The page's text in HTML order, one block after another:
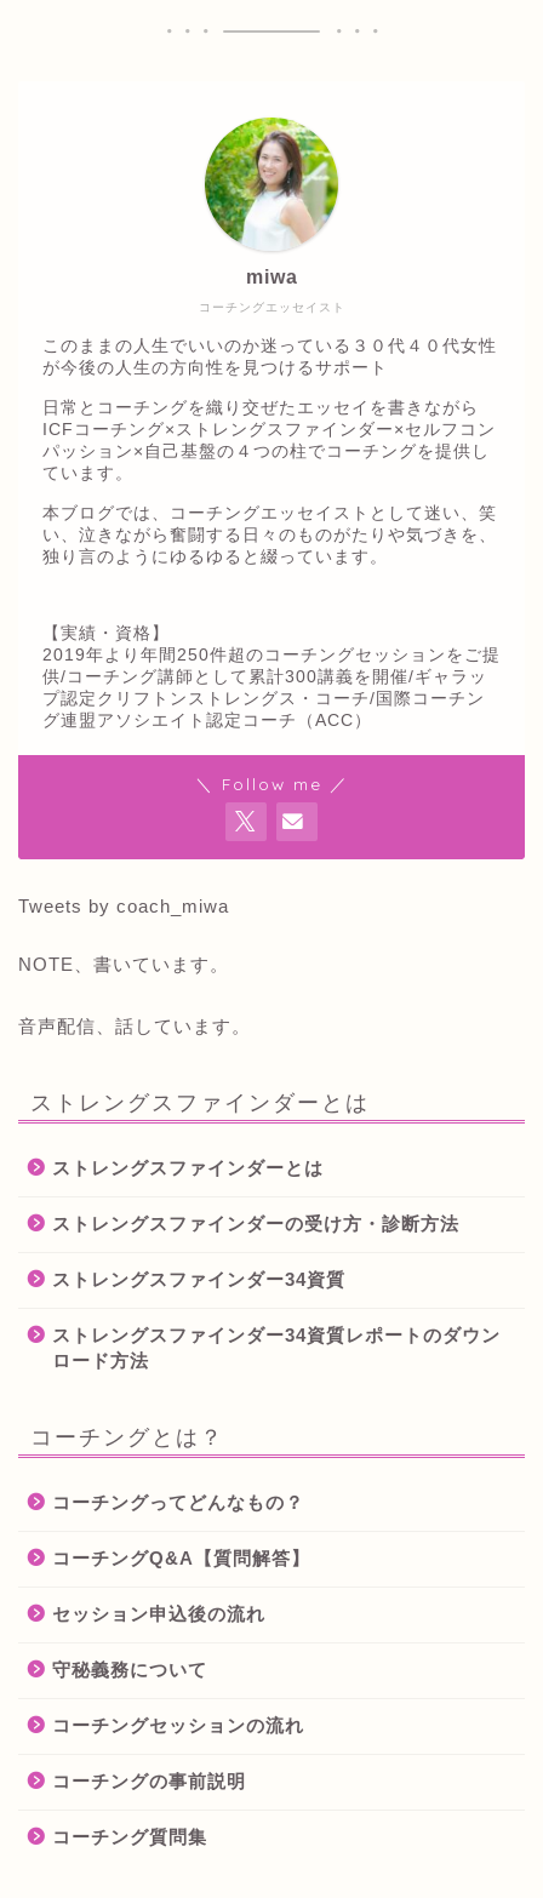
コーチングエッセイスト
miwa
このままの人生でいいのか迷っている３０代４０代女性
が今後の人生の方向性を見つけるサポート
日常とコーチングを織り交ぜたエッセイを書きながら
ICFコーチング×ストレングスファインダー×セルフコン
パッション×自己基盤の４つの柱でコーチングを提供し
ています。
本ブログでは、コーチングエッセイストとして迷い、笑
い、泣きながら奮闘する日々のものがたりや気づきを、
独り言のようにゆるゆると綴っています。
【実績・資格】
2019年より年間250件超のコーチングセッションをご提
供/コーチング講師として累計300講義を開催/ギャラッ
プ認定クリフトンストレングス・コーチ/国際コーチン
グ連盟アソシエイト認定コーチ（ACC）
＼ Follow me ／
Tweets by coach_miwa
NOTE、書いています。
音声配信、話しています。
ストレングスファインダーとは
ストレングスファインダーとは
ストレングスファインダーの受け方・診断方法
ストレングスファインダー34資質
ストレングスファインダー34資質レポートのダウン
ロード方法
コーチングとは？
コーチングってどんなもの？
コーチングQ&A【質問解答】
セッション申込後の流れ
守秘義務について
コーチングセッションの流れ
コーチングの事前説明
コーチング質問集